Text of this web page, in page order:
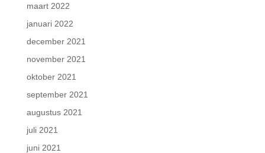
maart 2022
januari 2022
december 2021
november 2021
oktober 2021
september 2021
augustus 2021
juli 2021
juni 2021